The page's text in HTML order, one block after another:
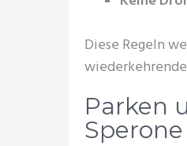
Diese Regeln
Parken
Sperone